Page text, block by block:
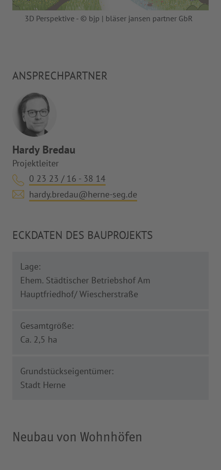
3D Perspektive - © bjp | bläser jansen partner GbR
ANSPRECHPARTNER
Hardy Bredau
Projektleiter
0 23 23 / 16 - 38 14
hardy.bredau@herne-seg.de
ECKDATEN DES BAUPROJEKTS
Lage:
Ehem. Städtischer Betriebshof Am
Hauptfriedhof/ Wiescherstraße
Gesamtgröße:
Ca. 2,5 ha
Grundstückseigentümer:
Stadt Herne
Neubau von Wohnhöfen